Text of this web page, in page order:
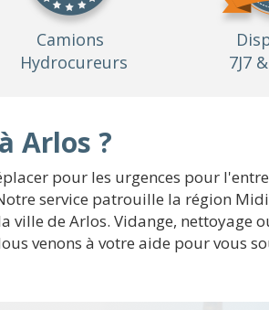
Camions
Hydrocureurs
7J7
Arlos ?
pour les urgences pour
service patrouille la région
ville de Arlos. Vidange, nettoyage
venons à votre aide pour vous